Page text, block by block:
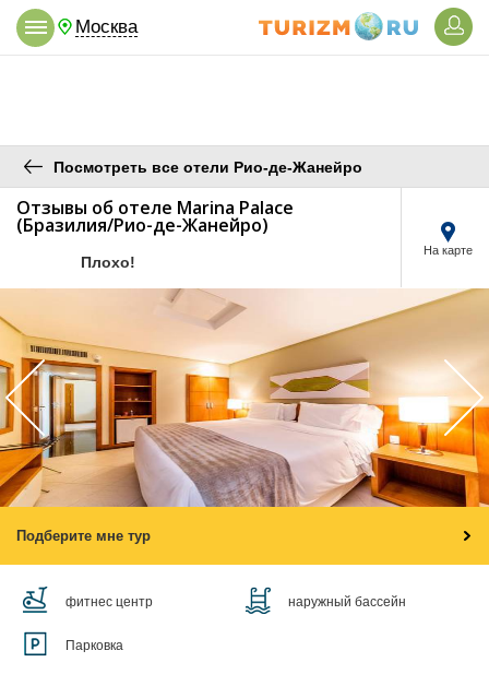
Москва
Посмотреть все отели Рио-де-Жанейро
Отзывы об отеле Marina Palace
(Бразилия/Рио-де-Жанейро)
Плохо!
На карте
Подберите мне тур
фитнес центр наружный бассейн
Парковка